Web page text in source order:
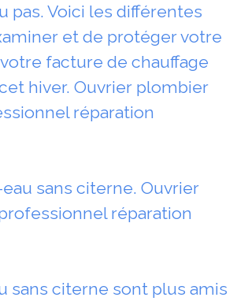
pas. Voici les différentes
et de protéger votre
facture de chauffage
hiver. Ouvrier plombier
réparation
sans citerne. Ouvrier
réparation
sans citerne sont plus amis